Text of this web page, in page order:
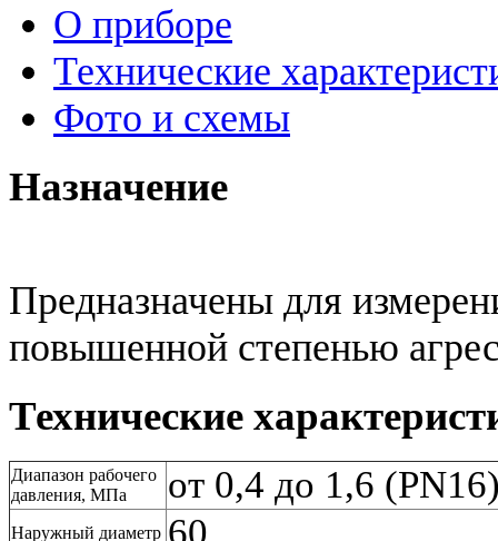
О приборе
Технические
Фото и схемы
Назначение
Предназначены для
повышенной степенью
Технические
Диапазон рабочего
давления, МПа
от 0,4 до 1,6
Наружный диаметр